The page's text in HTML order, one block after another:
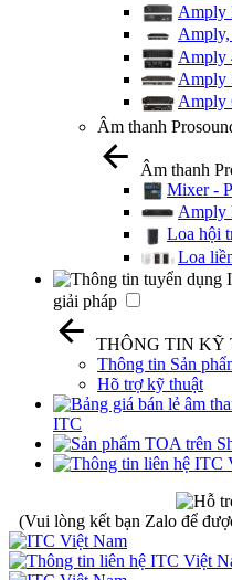
Amply
Amply,
Amply
Amply
Amply
Âm thanh
Âm thanh
Mixer -
Amply
Loa hội
Loa
giải pháp
THÔNG TIN KỸ
Thông tin Sản
Hõ trợ kỹ thuật
ITC
(Vui lòng kết bạn Zalo để